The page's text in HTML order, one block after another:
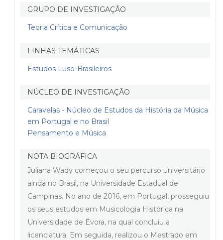
GRUPO DE INVESTIGAÇÃO
Teoria Crítica e Comunicação
LINHAS TEMÁTICAS
Estudos Luso-Brasileiros
NÚCLEO DE INVESTIGAÇÃO
Caravelas - Núcleo de Estudos da História da Música
em Portugal e no Brasil
Pensamento e Música
NOTA BIOGRÁFICA
Juliana Wady começou o seu percurso universitário
ainda no Brasil, na Universidade Estadual de
Campinas. No ano de 2016, em Portugal, prosseguiu
os seus estudos em Musicologia Histórica na
Universidade de Évora, na qual concluiu a
licenciatura. Em seguida, realizou o Mestrado em